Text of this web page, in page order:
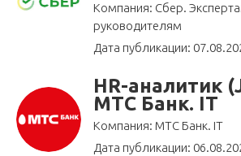
Компания: Сбер.
руководителям
Дата публикации:
HR-аналитик
МТС Банк. IT
Компания: МТС Банк. IT
Дата публикации: